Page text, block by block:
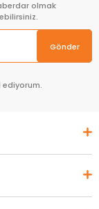
olmak
Gönder
ediyorum.